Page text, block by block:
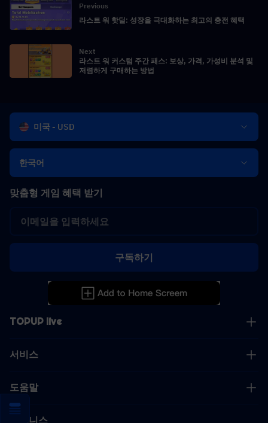
Previous
라스트 워 핫딜: 성장을 극대화하는 최고의 충전 혜택
Next
라스트 워 커스텀 주간 패스: 보상, 가격, 가성비 분석 및
저렴하게 구매하는 방법
미국 - USD
한국어
TOPUP live
서비스
도움말
비즈니스
맞춤형 게임 혜택 받기
구독하기